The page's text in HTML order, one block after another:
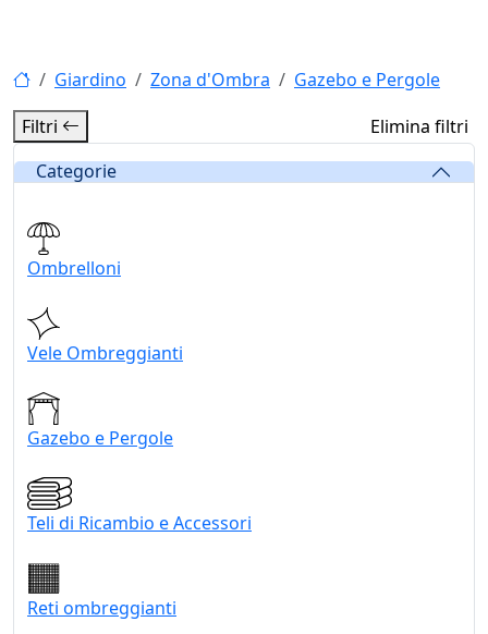
Giardino Zona d'Ombra
Gazebo e Pergole
Filtri
Elimina filtri
Categorie
Ombrelloni
Vele Ombreggianti
Gazebo e Pergole
Teli di Ricambio e Accessori
Reti ombreggianti